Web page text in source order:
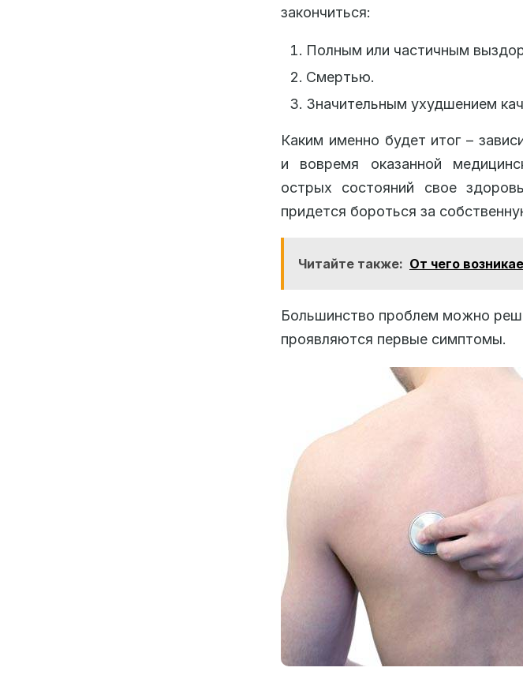
закончиться:
Полным или частичным
Смертью.
Значительным ухудшением
Каким именно будет итог –
и вовремя оказанной
острых состояний свое
придется бороться за
Читайте также: От чего
Большинство проблем можно
проявляются первые симптомы.